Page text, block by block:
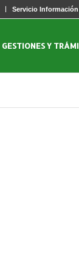
Servicio
GESTIONES Y